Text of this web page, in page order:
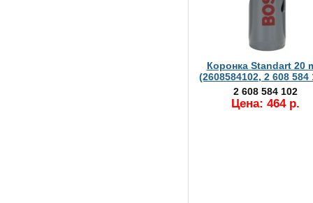
Коронка Standart 20
(2608584102, 2 608 584
2 608 584 102
Цена: 464 р.